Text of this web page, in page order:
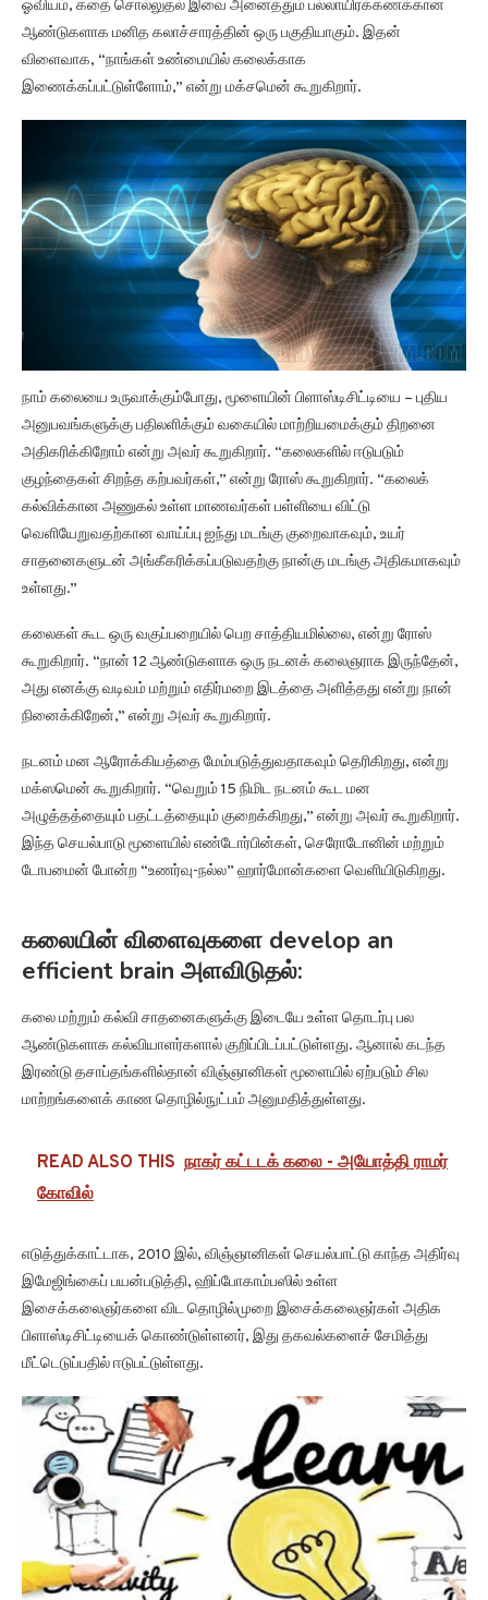
ஓவியம், கதை சொல்லுதல் இவை அனைத்தும் பல்லாயிரக்கணக்கான
ஆண்டுகளாக மனித கலாச்சாரத்தின் ஒரு பகுதியாகும். இதன்
விளைவாக, “நாங்கள் உண்மையில் கலைக்காக
இணைக்கப்பட்டுள்ளோம்,” என்று மக்சமென் கூறுகிறார்.
நாம் கலையை உருவாக்கும்போது, ​​மூளையின் பிளாஸ்டிசிட்டியை – புதிய
அனுபவங்களுக்கு பதிலளிக்கும் வகையில் மாற்றியமைக்கும் திறனை
அதிகரிக்கிறோம் என்று அவர் கூறுகிறார். “கலைகளில் ஈடுபடும்
குழந்தைகள் சிறந்த கற்பவர்கள்,” என்று ரோஸ் கூறுகிறார். “கலைக்
கல்விக்கான அணுகல் உள்ள மாணவர்கள் பள்ளியை விட்டு
வெளியேறுவதற்கான வாய்ப்பு ஐந்து மடங்கு குறைவாகவும், உயர்
சாதனைகளுடன் அங்கீகரிக்கப்படுவதற்கு நான்கு மடங்கு அதிகமாகவும்
உள்ளது.”
கலைகள் கூட ஒரு வகுப்பறையில் பெற சாத்தியமில்லை, என்று ரோஸ்
கூறுகிறார். “நான் 12 ஆண்டுகளாக ஒரு நடனக் கலைஞராக இருந்தேன்,
அது எனக்கு வடிவம் மற்றும் எதிர்மறை இடத்தை அளித்தது என்று நான்
நினைக்கிறேன்,” என்று அவர் கூறுகிறார்.
நடனம் மன ஆரோக்கியத்தை மேம்படுத்துவதாகவும் தெரிகிறது, என்று
மக்ஸமென் கூறுகிறார். “வெறும் 15 நிமிட நடனம் கூட மன
அழுத்தத்தையும் பதட்டத்தையும் குறைக்கிறது,” என்று அவர் கூறுகிறார்.
இந்த செயல்பாடு மூளையில் எண்டோர்பின்கள், செரோடோனின் மற்றும்
டோபமைன் போன்ற “உணர்வு-நல்ல” ஹார்மோன்களை வெளியிடுகிறது.
கலையின் விளைவுகளை develop an
efficient brain அளவிடுதல்:
கலை மற்றும் கல்வி சாதனைகளுக்கு இடையே உள்ள தொடர்பு பல
ஆண்டுகளாக கல்வியாளர்களால் குறிப்பிடப்பட்டுள்ளது. ஆனால் கடந்த
இரண்டு தசாப்தங்களில்தான் விஞ்ஞானிகள் மூளையில் ஏற்படும் சில
மாற்றங்களைக் காண தொழில்நுட்பம் அனுமதித்துள்ளது.
READ ALSO THIS நாகர் கட்டடக் கலை - அயோத்தி ராமர்
கோவில்
எடுத்துக்காட்டாக, 2010 இல், விஞ்ஞானிகள் செயல்பாட்டு காந்த அதிர்வு
இமேஜிங்கைப் பயன்படுத்தி, ஹிப்போகாம்பஸில் உள்ள
இசைக்கலைஞர்களை விட தொழில்முறை இசைக்கலைஞர்கள் அதிக
பிளாஸ்டிசிட்டியைக் கொண்டுள்ளனர், இது தகவல்களைச் சேமித்து
மீட்டெடுப்பதில் ஈடுபட்டுள்ளது.